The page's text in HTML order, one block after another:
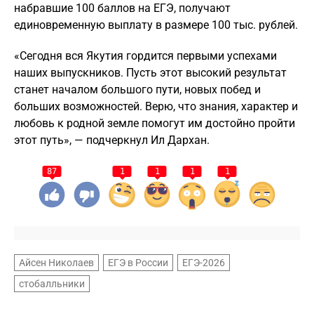
набравшие 100 баллов на ЕГЭ, получают
единовременную выплату в размере 100 тыс. рублей.
«Сегодня вся Якутия гордится первыми успехами
наших выпускников. Пусть этот высокий результат
станет началом большого пути, новых побед и
больших возможностей. Верю, что знания, характер и
любовь к родной земле помогут им достойно пройти
этот путь», — подчеркнул Ил Дархан.
87 1 1 1 1
Айсен Николаев ЕГЭ в России
ЕГЭ-2026
стобалльники